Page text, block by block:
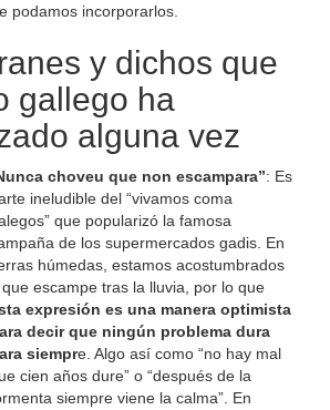
podamos incorporarlos.
y dichos que
gallego ha
alguna vez
choveu que non escampara”: Es
ineludible del “vivamos coma
que popularizó la famosa
de los supermercados gadis. En
húmedas, estamos acostumbrados
escampe tras la lluvia, por lo que
expresión es una manera optimista
decir que ningún problema dura
siempre. Algo así como “no hay mal
cien años dure” o “después de la
siempre viene la calma”. En